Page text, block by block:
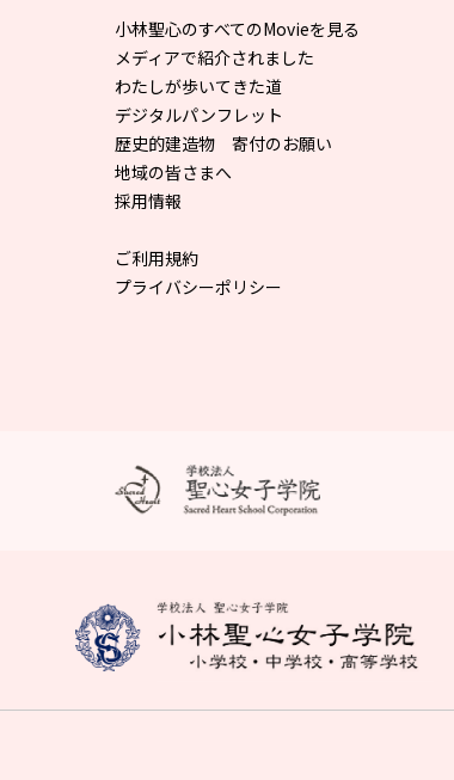
小林聖心のすべてのMovieを見る
メディアで紹介されました
わたしが歩いてきた道
デジタルパンフレット
歴史的建造物 寄付のお願い
地域の皆さまへ
採用情報
ご利用規約
プライバシーポリシー